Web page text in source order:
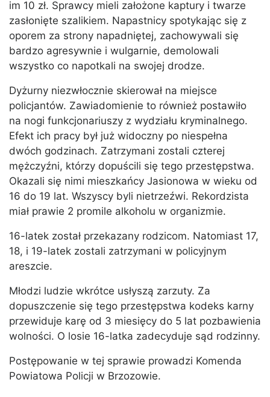
im 10 zł. Sprawcy mieli założone kaptury i twarze
zasłonięte szalikiem. Napastnicy spotykając się z
oporem za strony napadniętej, zachowywali się
bardzo agresywnie i wulgarnie, demolowali
wszystko co napotkali na swojej drodze.
Dyżurny niezwłocznie skierował na miejsce
policjantów. Zawiadomienie to również postawiło
na nogi funkcjonariuszy z wydziału kryminalnego.
Efekt ich pracy był już widoczny po niespełna
dwóch godzinach. Zatrzymani zostali czterej
mężczyźni, którzy dopuścili się tego przestępstwa.
Okazali się nimi mieszkańcy Jasionowa w wieku od
16 do 19 lat. Wszyscy byli nietrzeźwi. Rekordzista
miał prawie 2 promile alkoholu w organizmie.
16-latek został przekazany rodzicom. Natomiast 17,
18, i 19-latek zostali zatrzymani w policyjnym
areszcie.
Młodzi ludzie wkrótce usłyszą zarzuty. Za
dopuszczenie się tego przestępstwa kodeks karny
przewiduje karę od 3 miesięcy do 5 lat pozbawienia
wolności. O losie 16-latka zadecyduje sąd rodzinny.
Postępowanie w tej sprawie prowadzi Komenda
Powiatowa Policji w Brzozowie.